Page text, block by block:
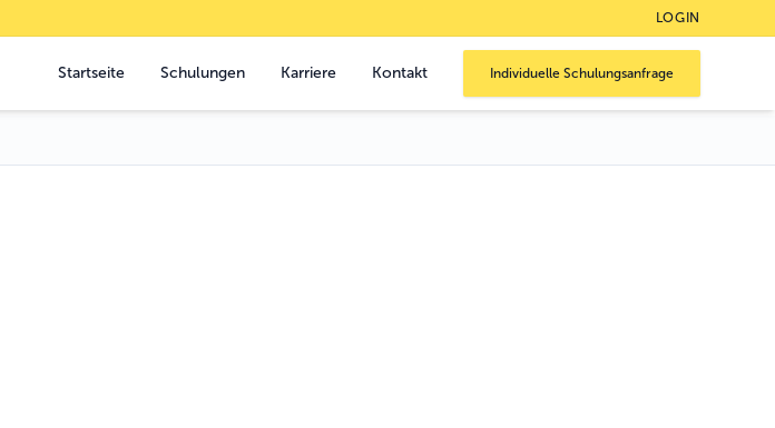
LOGIN
Startseite Schulungen Karriere Kontakt Individuelle Schulungsanfrage